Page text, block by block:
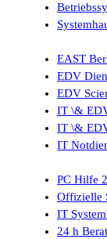
EAST
EDV
EDV
IT \&
IT \&
IT
PC Hilfe
Offizielle
IT
24 h